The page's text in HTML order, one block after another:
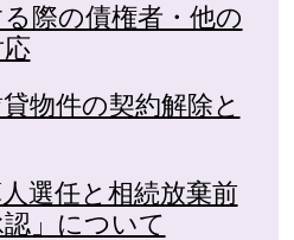
際の債権者・他の
物件の契約解除と
選任と相続放棄前
」について